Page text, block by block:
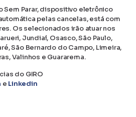
Sem Parar, dispositivo eletrônico
pelas cancelas, está com
Os selecionados irão atuar nos
Jundiaí, Osasco, São Paulo,
São Bernardo do Campo, Limeira,
Valinhos e Guararema.
do GIRO
e Linkedin